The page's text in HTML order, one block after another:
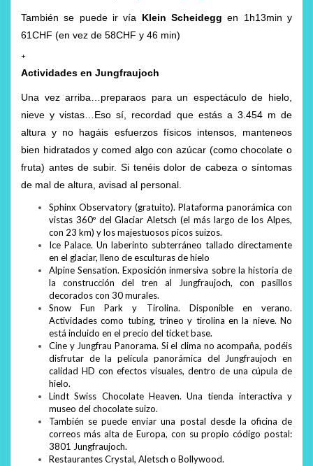
También se puede ir vía Klein Scheidegg en 1h13min y
61CHF (en vez de 58CHF y 46 min)
+
Actividades en Jungfraujoch
Una vez arriba…preparaos para un espectáculo de hielo,
nieve y vistas…Eso sí, recordad que estás a 3.454 m de
altura y no hagáis esfuerzos físicos intensos, manteneos
bien hidratados y comed algo con azúcar (como chocolate o
fruta) antes de subir. Si tenéis dolor de cabeza o síntomas
de mal de altura, avisad al personal.
Sphinx Observatory (gratuito). Plataforma panorámica con
vistas 360º del Glaciar Aletsch (el más largo de los Alpes,
con 23 km) y los majestuosos picos suizos.
Ice Palace. Un laberinto subterráneo tallado directamente
en el glaciar, lleno de esculturas de hielo
Alpine Sensation. Exposición inmersiva sobre la historia de
la construcción del tren al Jungfraujoch, con pasillos
decorados con 30 murales.
Snow Fun Park y Tirolina. Disponible en verano.
Actividades como tubing, trineo y tirolina en la nieve. No
está incluido en el precio del ticket base.
Cine y Jungfrau Panorama. Si el clima no acompaña, podéis
disfrutar de la película panorámica del Jungfraujoch en
calidad HD con efectos visuales, dentro de una cúpula de
hielo.
Lindt Swiss Chocolate Heaven. Una tienda interactiva y
museo del chocolate suizo.
También se puede enviar una postal desde la oficina de
correos más alta de Europa, con su propio código postal:
3801 Jungfraujoch.
Restaurantes Crystal, Aletsch o Bollywood.